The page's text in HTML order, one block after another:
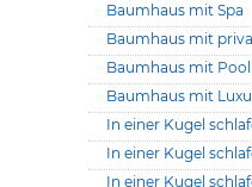
Baumhaus mit Spa
Baumhaus mit
Baumhaus mit Pool
Baumhaus mit
In einer Kugel
In einer Kugel
In einer Kugel